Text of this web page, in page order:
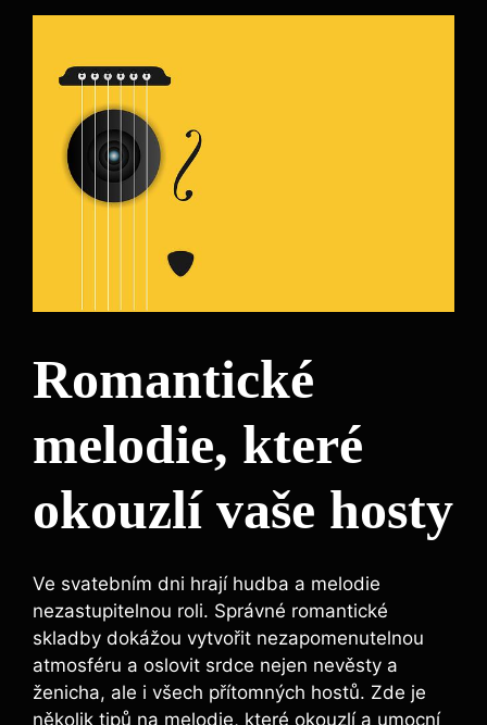
Romantické
melodie, které
okouzlí vaše hosty
Ve svatebním dni hrají hudba a melodie
nezastupitelnou roli. Správné romantické
skladby dokážou vytvořit nezapomenutelnou
atmosféru a oslovit srdce nejen nevěsty a
ženicha, ale i všech přítomných hostů. Zde je
několik tipů na melodie, které okouzlí a umocní